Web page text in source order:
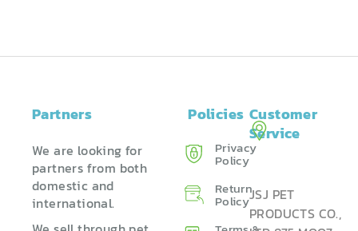
Partners
We are looking for
partners from both
domestic and
international.
Policies
Privacy
Policy
Return
Policy ​
Customer
Service
JSJ PET
PRODUCTS CO.,